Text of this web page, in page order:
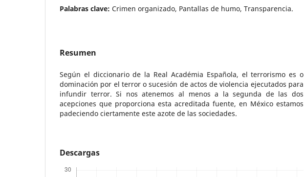
Palabras clave: Crimen organizado, Pantallas de humo, Transparencia.
Resumen
Según el diccionario de la Real Académia Española, el terrorismo es o
dominación por el terror o sucesión de actos de violencia ejecutados para
infundir terror. Si nos atenemos al menos a la segunda de las dos
acepciones que proporciona esta acreditada fuente, en México estamos
padeciendo ciertamente este azote de las sociedades.
Descargas